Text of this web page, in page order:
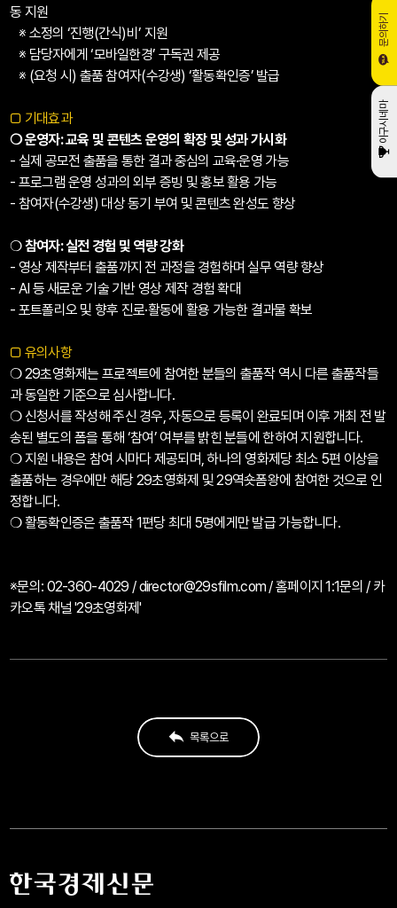
문의하기
이구시네마
동 지원
※ 소정의 ‘진행(간식)비’ 지원
※ 담당자에게 ‘모바일한경’ 구독권 제공
※ (요청 시) 출품 참여자(수강생) ‘활동확인증’ 발급
□ 기대효과
❍ 운영자: 교육 및 콘텐츠 운영의 확장 및 성과 가시화
- 실제 공모전 출품을 통한 결과 중심의 교육·운영 가능
- 프로그램 운영 성과의 외부 증빙 및 홍보 활용 가능
- 참여자(수강생) 대상 동기 부여 및 콘텐츠 완성도 향상
❍참여자: 실전 경험 및 역량 강화
- 영상 제작부터 출품까지 전 과정을 경험하며 실무 역량 향상
- AI 등 새로운 기술 기반 영상 제작 경험 확대
- 포트폴리오 및 향후 진로·활동에 활용 가능한 결과물 확보
□ 유의사항
❍ 29초영화제는 프로젝트에 참여한 분들의 출품작 역시 다른 출품작들
과 동일한 기준으로 심사합니다.
❍ 신청서를 작성해 주신 경우, 자동으로 등록이 완료되며 이후 개최 전 발
송된 별도의 폼을 통해 ‘참여’ 여부를 밝힌 분들에 한하여 지원합니다.
❍ 지원 내용은 참여 시마다 제공되며, 하나의 영화제당최소 5편 이상을
출품하는 경우에만 해당 29초영화제 및 29역숏폼왕에 참여한 것으로 인
정합니다.
❍ 활동확인증은 출품작 1편당 최대 5명에게만 발급 가능합니다.
※문의: 02-360-4029 /director@29sfilm.com/ 홈페이지 1:1문의 / 카
카오톡 채널 '29초영화제'
목록으로